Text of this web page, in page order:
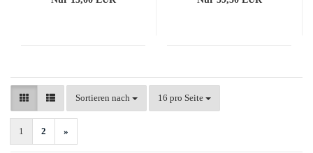
Sortieren nach
Sortieren nach 16 pro Seite
pro Seite
1 2 »